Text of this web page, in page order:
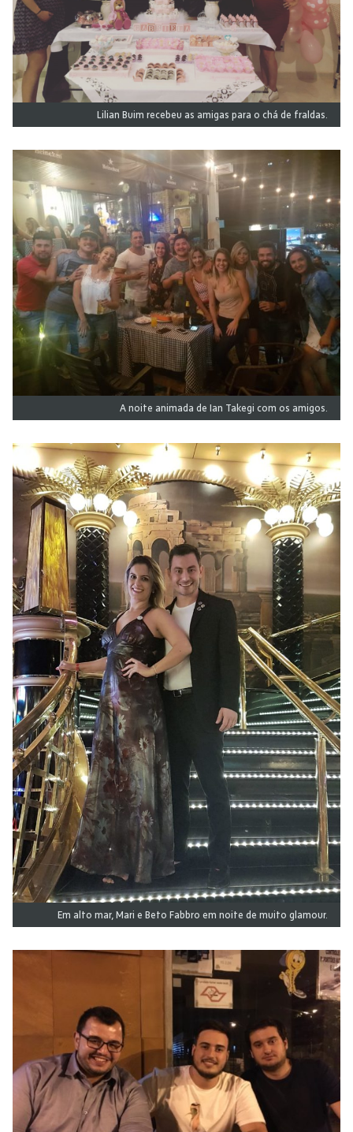
Lilian Buim recebeu as amigas para o chá de fraldas.
A noite animada de Ian Takegi com os amigos.
Em alto mar, Mari e Beto Fabbro em noite de muito glamour.